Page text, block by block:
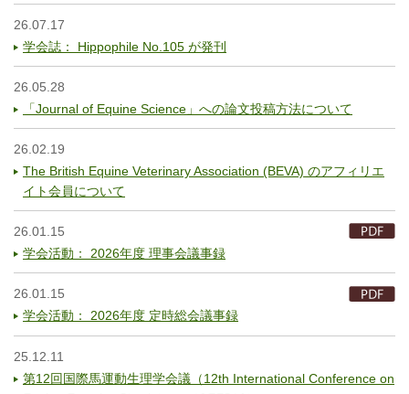
26.07.17
学会誌： Hippophile No.105 が発刊
26.05.28
「Journal of Equine Science」への論文投稿方法について
26.02.19
The British Equine Veterinary Association (BEVA) のアフィリエ
イト会員について
26.01.15
学会活動： 2026年度 理事会議事録
26.01.15
学会活動： 2026年度 定時総会議事録
25.12.11
第12回国際馬運動生理学会議（12th International Conference on